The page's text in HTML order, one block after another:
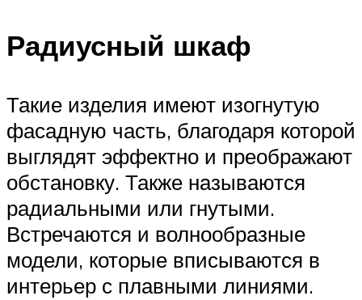
Радиусный шкаф
Такие изделия имеют изогнутую
фасадную часть, благодаря которой
выглядят эффектно и преображают
обстановку. Также называются
радиальными или гнутыми.
Встречаются и волнообразные
модели, которые вписываются в
интерьер с плавными линиями.